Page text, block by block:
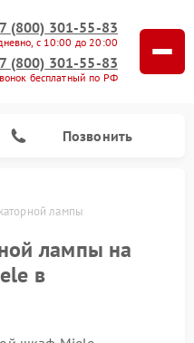
(800) 301-55-83
с 10:00 до 20:00
(800) 301-55-83
бесплатный по РФ
Позвонить
лампы
лампы на
в